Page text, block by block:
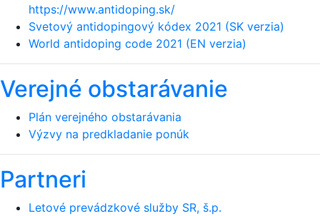
https://www.antidoping.sk/
Svetový antidopingový kódex 2021 (SK verzia)
World antidoping code 2021 (EN verzia)
Verejné obstarávanie
Plán verejného obstarávania
Výzvy na predkladanie ponúk
Partneri
Letové prevádzkové služby SR, š.p.